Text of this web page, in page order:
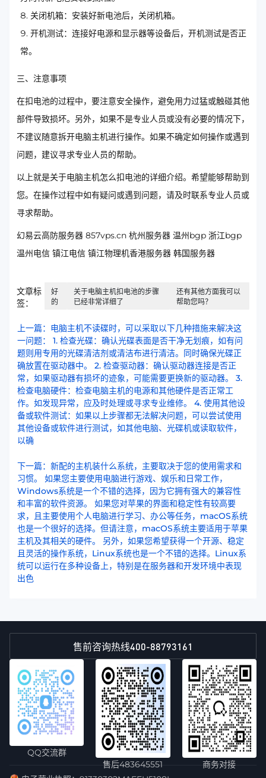
关闭机箱：安装好新电池后，关闭机箱。
开机测试：连接好电源和显示器等设备后，开机测试是否正
常。
三、注意事项
在扣电池的过程中，要注意安全操作，避免用力过猛或触碰其他
部件导致损坏。另外，如果不是专业人员或没有必要的情况下，
不建议随意拆开电脑主机进行操作。如果不确定如何操作或遇到
问题，建议寻求专业人员的帮助。
以上就是关于电脑主机怎么扣电池的详细介绍。希望能够帮助到
您。在操作过程中如有疑问或遇到问题，请及时联系专业人员或
寻求帮助。
幻易云高防服务器 857vps.cn 杭州服务器 温州bgp 浙江bgp
温州电信 镇江电信 镇江物理机香港服务器 韩国服务器
文章标
签：
好
的
关于电脑主机扣电池的步骤
已经非常详细了
还有其他方面我可以
帮助您吗？
上一篇：电脑主机不读碟时，可以采取以下几种措施来解决这
一问题： 1. 检查光碟：确认光碟表面是否干净无划痕，如有问
题则用专用的光碟清洁剂或清洁布进行清洁。同时确保光碟正
确放置在驱动器中。 2. 检查驱动器：确认驱动器连接是否正
常，如果驱动器有损坏的迹象，可能需要更换新的驱动器。 3.
检查电脑硬件：检查电脑主机的电源和其他硬件是否正常工
作。如发现异常，应及时处理或寻求专业维修。 4. 使用其他设
备或软件测试：如果以上步骤都无法解决问题，可以尝试使用
其他设备或软件进行测试，如其他电脑、光碟机或读取软件，
以确
下一篇：新配的主机装什么系统，主要取决于您的使用需求和
习惯。 如果您主要使用电脑进行游戏、娱乐和日常工作，
Windows系统是一个不错的选择，因为它拥有强大的兼容性
和丰富的软件资源。 如果您对苹果的界面和稳定性有较高要
求，且主要使用个人电脑进行学习、办公等任务，macOS系统
也是一个很好的选择。但请注意，macOS系统主要适用于苹果
主机及其相关的硬件。 另外，如果您希望获得一个开源、稳定
且灵活的操作系统，Linux系统也是一个不错的选择。Linux系
统可以运行在多种设备上，特别是在服务器和开发环境中表现
出色
售前咨询热线400-88793161
QQ交流群
售后483645551
商务对接